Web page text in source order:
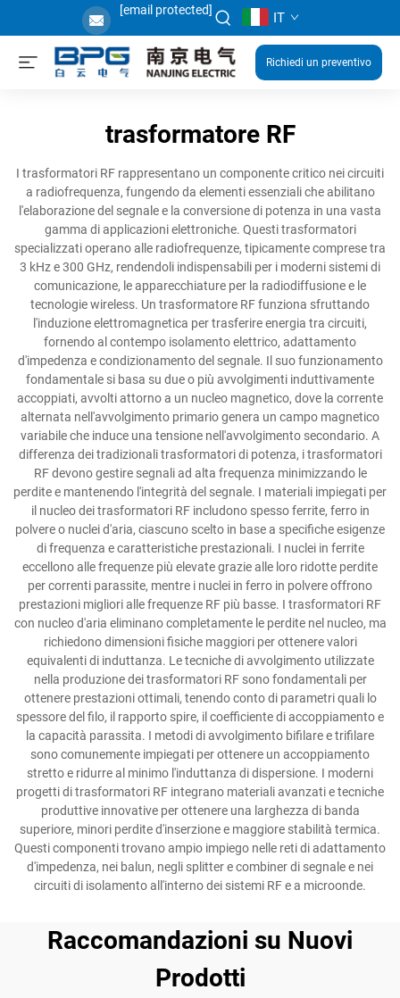
[email protected] IT
Richiedi un preventivo
trasformatore RF
I trasformatori RF rappresentano un componente critico nei circuiti
a radiofrequenza, fungendo da elementi essenziali che abilitano
l'elaborazione del segnale e la conversione di potenza in una vasta
gamma di applicazioni elettroniche. Questi trasformatori
specializzati operano alle radiofrequenze, tipicamente comprese tra
3 kHz e 300 GHz, rendendoli indispensabili per i moderni sistemi di
comunicazione, le apparecchiature per la radiodiffusione e le
tecnologie wireless. Un trasformatore RF funziona sfruttando
l'induzione elettromagnetica per trasferire energia tra circuiti,
fornendo al contempo isolamento elettrico, adattamento
d'impedenza e condizionamento del segnale. Il suo funzionamento
fondamentale si basa su due o più avvolgimenti induttivamente
accoppiati, avvolti attorno a un nucleo magnetico, dove la corrente
alternata nell'avvolgimento primario genera un campo magnetico
variabile che induce una tensione nell'avvolgimento secondario. A
differenza dei tradizionali trasformatori di potenza, i trasformatori
RF devono gestire segnali ad alta frequenza minimizzando le
perdite e mantenendo l'integrità del segnale. I materiali impiegati per
il nucleo dei trasformatori RF includono spesso ferrite, ferro in
polvere o nuclei d'aria, ciascuno scelto in base a specifiche esigenze
di frequenza e caratteristiche prestazionali. I nuclei in ferrite
eccellono alle frequenze più elevate grazie alle loro ridotte perdite
per correnti parassite, mentre i nuclei in ferro in polvere offrono
prestazioni migliori alle frequenze RF più basse. I trasformatori RF
con nucleo d'aria eliminano completamente le perdite nel nucleo, ma
richiedono dimensioni fisiche maggiori per ottenere valori
equivalenti di induttanza. Le tecniche di avvolgimento utilizzate
nella produzione dei trasformatori RF sono fondamentali per
ottenere prestazioni ottimali, tenendo conto di parametri quali lo
spessore del filo, il rapporto spire, il coefficiente di accoppiamento e
la capacità parassita. I metodi di avvolgimento bifilare e trifilare
sono comunemente impiegati per ottenere un accoppiamento
stretto e ridurre al minimo l'induttanza di dispersione. I moderni
progetti di trasformatori RF integrano materiali avanzati e tecniche
produttive innovative per ottenere una larghezza di banda
superiore, minori perdite d'inserzione e maggiore stabilità termica.
Questi componenti trovano ampio impiego nelle reti di adattamento
d'impedenza, nei balun, negli splitter e combiner di segnale e nei
circuiti di isolamento all'interno dei sistemi RF e a microonde.
Raccomandazioni su Nuovi
Prodotti